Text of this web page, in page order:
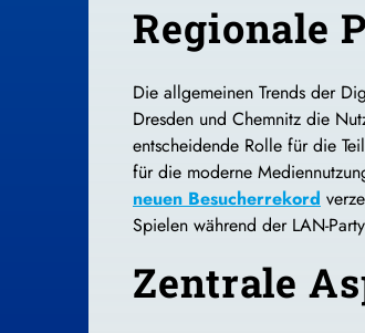
Regionale
Die allgemeinen Trends der
Dresden und Chemnitz die
entscheidende Rolle für die
für die moderne
neuen Besucherrekord
Spielen während der LAN-
Zentrale